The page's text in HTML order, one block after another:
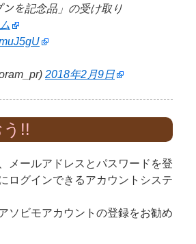
を記念品」の受け取り
2018年2月9日
!!
メールアドレスとパスワードを登
ログインできるアカウントシステ
ソビモアカウントの登録をお勧め